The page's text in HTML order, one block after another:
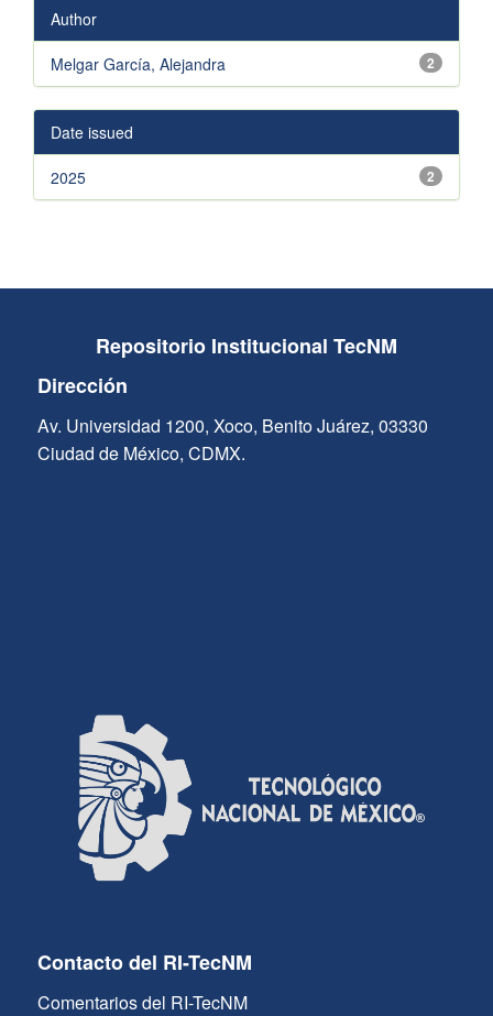
Author
2
Melgar García, Alejandra
Date issued
2
2025
Repositorio Institucional TecNM
Dirección
Av. Universidad 1200, Xoco, Benito Juárez, 03330
Ciudad de México, CDMX.
Contacto del RI-TecNM
Comentarios del RI-TecNM